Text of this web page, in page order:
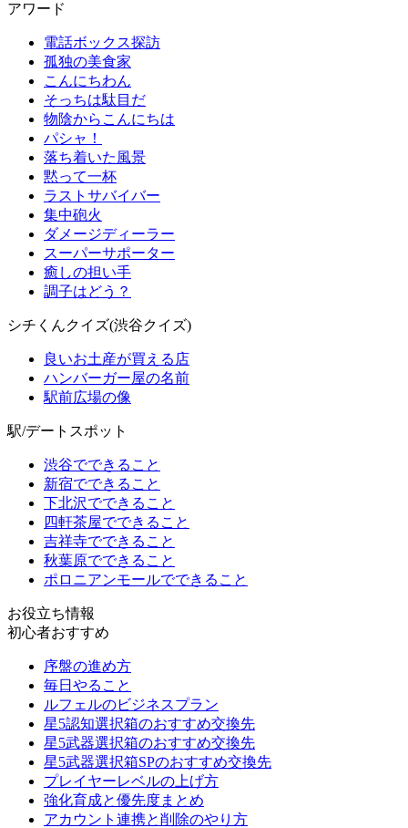
アワード
電話ボックス探訪
孤独の美食家
こんにちわん
そっちは駄目だ
物陰からこんにちは
パシャ！
落ち着いた風景
黙って一杯
ラストサバイバー
集中砲火
ダメージディーラー
スーパーサポーター
癒しの担い手
調子はどう？
シチくんクイズ(渋谷クイズ)
良いお土産が買える店
ハンバーガー屋の名前
駅前広場の像
駅/デートスポット
渋谷でできること
新宿でできること
下北沢でできること
四軒茶屋でできること
吉祥寺でできること
秋葉原でできること
ポロニアンモールでできること
お役立ち情報
初心者おすすめ
序盤の進め方
毎日やること
ルフェルのビジネスプラン
星5認知選択箱のおすすめ交換先
星5武器選択箱のおすすめ交換先
星5武器選択箱SPのおすすめ交換先
プレイヤーレベルの上げ方
強化育成と優先度まとめ
アカウント連携と削除のやり方